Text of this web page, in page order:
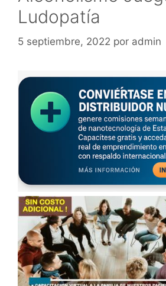
Ludopatía
5 septiembre, 2022 por admin